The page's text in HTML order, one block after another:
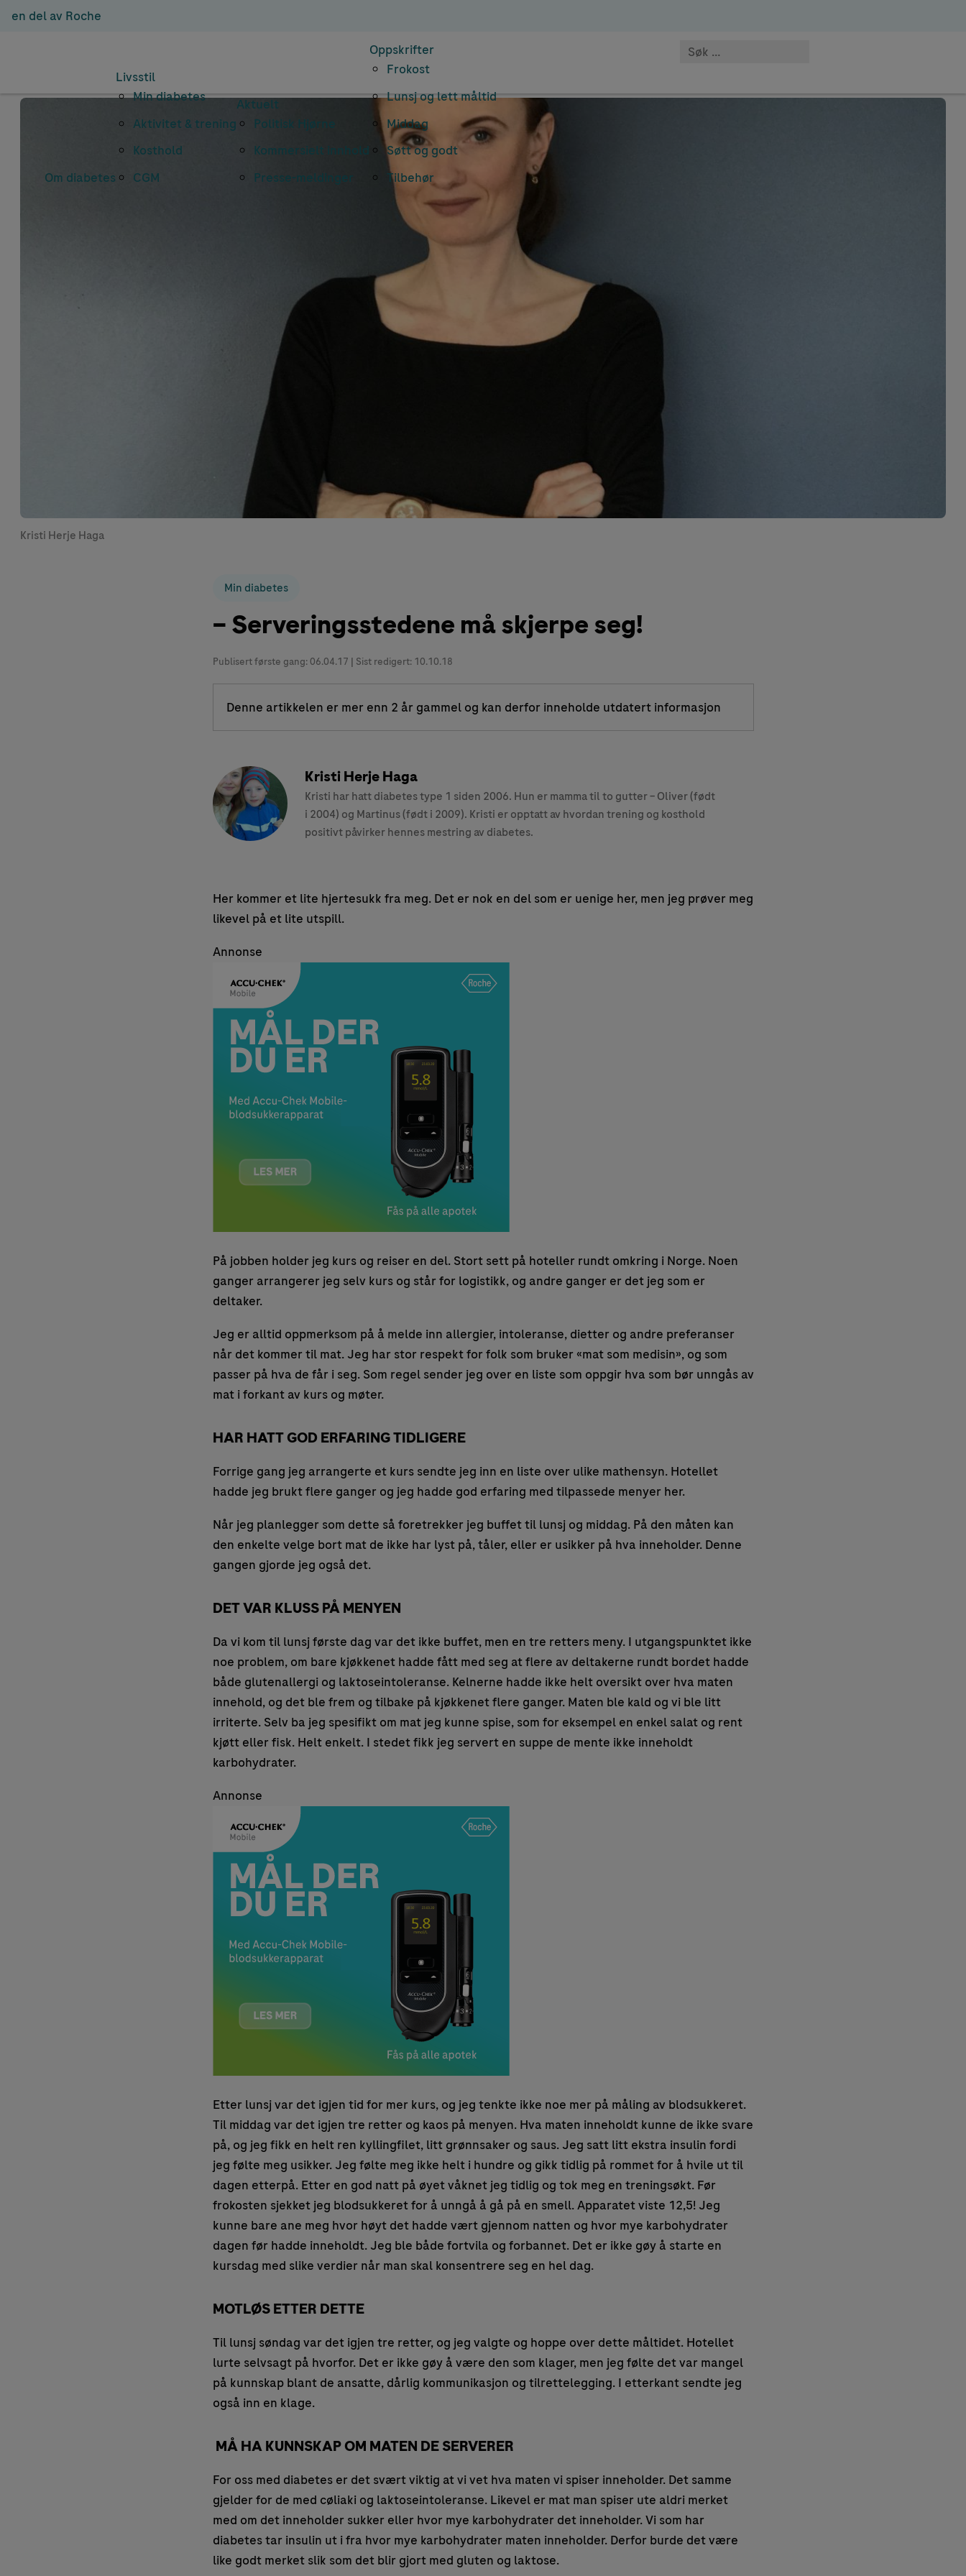
en del av Roche
Om diabetes
Livsstil
Min diabetes
Aktivitet & trening
Kosthold
CGM
Aktuelt
Politisk Hjørne
Kommersielt innhold
Presse-meldinger
Oppskrifter
Frokost
Lunsj og lett måltid
Middag
Søtt og godt
Tilbehør
Kristi Herje Haga
Min diabetes
– Serveringsstedene må skjerpe seg!
Publisert første gang: 06.04.17 | Sist redigert: 10.10.18
Denne artikkelen er mer enn 2 år gammel og kan derfor inneholde utdatert informasjon
Kristi Herje Haga
Kristi har hatt diabetes type 1 siden 2006. Hun er mamma til to gutter – Oliver (født
i 2004) og Martinus (født i 2009). Kristi er opptatt av hvordan trening og kosthold
positivt påvirker hennes mestring av diabetes.
Her kommer et lite hjertesukk fra meg. Det er nok en del som er uenige her, men jeg prøver meg
likevel på et lite utspill.
Annonse
På jobben holder jeg kurs og reiser en del. Stort sett på hoteller rundt omkring i Norge. Noen
ganger arrangerer jeg selv kurs og står for logistikk, og andre ganger er det jeg som er
deltaker.
Jeg er alltid oppmerksom på å melde inn allergier, intoleranse, dietter og andre preferanser
når det kommer til mat. Jeg har stor respekt for folk som bruker «mat som medisin», og som
passer på hva de får i seg. Som regel sender jeg over en liste som oppgir hva som bør unngås av
mat i forkant av kurs og møter.
HAR HATT GOD ERFARING TIDLIGERE
Forrige gang jeg arrangerte et kurs sendte jeg inn en liste over ulike mathensyn. Hotellet
hadde jeg brukt flere ganger og jeg hadde god erfaring med tilpassede menyer her.
Når jeg planlegger som dette så foretrekker jeg buffet til lunsj og middag. På den måten kan
den enkelte velge bort mat de ikke har lyst på, tåler, eller er usikker på hva inneholder. Denne
gangen gjorde jeg også det.
DET VAR KLUSS PÅ MENYEN
Da vi kom til lunsj første dag var det ikke buffet, men en tre retters meny. I utgangspunktet ikke
noe problem, om bare kjøkkenet hadde fått med seg at flere av deltakerne rundt bordet hadde
både glutenallergi og laktoseintoleranse. Kelnerne hadde ikke helt oversikt over hva maten
innehold, og det ble frem og tilbake på kjøkkenet flere ganger. Maten ble kald og vi ble litt
irriterte. Selv ba jeg spesifikt om mat jeg kunne spise, som for eksempel en enkel salat og rent
kjøtt eller fisk. Helt enkelt. I stedet fikk jeg servert en suppe de mente ikke inneholdt
karbohydrater.
Annonse
Etter lunsj var det igjen tid for mer kurs, og jeg tenkte ikke noe mer på måling av blodsukkeret.
Til middag var det igjen tre retter og kaos på menyen. Hva maten inneholdt kunne de ikke svare
på, og jeg fikk en helt ren kyllingfilet, litt grønnsaker og saus. Jeg satt litt ekstra insulin fordi
jeg følte meg usikker. Jeg følte meg ikke helt i hundre og gikk tidlig på rommet for å hvile ut til
dagen etterpå. Etter en god natt på øyet våknet jeg tidlig og tok meg en treningsøkt. Før
frokosten sjekket jeg blodsukkeret for å unngå å gå på en smell. Apparatet viste 12,5! Jeg
kunne bare ane meg hvor høyt det hadde vært gjennom natten og hvor mye karbohydrater
dagen før hadde inneholdt. Jeg ble både fortvila og forbannet. Det er ikke gøy å starte en
kursdag med slike verdier når man skal konsentrere seg en hel dag.
MOTLØS ETTER DETTE
Til lunsj søndag var det igjen tre retter, og jeg valgte og hoppe over dette måltidet. Hotellet
lurte selvsagt på hvorfor. Det er ikke gøy å være den som klager, men jeg følte det var mangel
på kunnskap blant de ansatte, dårlig kommunikasjon og tilrettelegging. I etterkant sendte jeg
også inn en klage.
MÅ HA KUNNSKAP OM MATEN DE SERVERER
For oss med diabetes er det svært viktig at vi vet hva maten vi spiser inneholder. Det samme
gjelder for de med cøliaki og laktoseintoleranse. Likevel er mat man spiser ute aldri merket
med om det inneholder sukker eller hvor mye karbohydrater det inneholder. Vi som har
diabetes tar insulin ut i fra hvor mye karbohydrater maten inneholder. Derfor burde det være
like godt merket slik som det blir gjort med gluten og laktose.